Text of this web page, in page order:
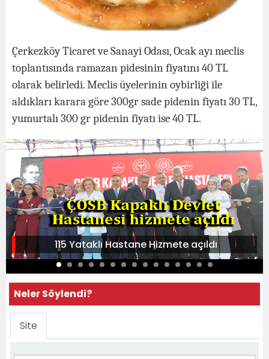
Çerkezköy Ticaret ve Sanayi Odası, Ocak ayı meclis
toplantısında ramazan pidesinin fiyatını 40 TL
olarak belirledi. Meclis üyelerinin oybirliği ile
aldıkları karara göre 300gr sade pidenin fiyatı 30 TL,
yumurtalı 300 gr pidenin fiyatı ise 40 TL.
115 Yataklı Hastane Hizmete açıldı
Neler Söylendi?
Site